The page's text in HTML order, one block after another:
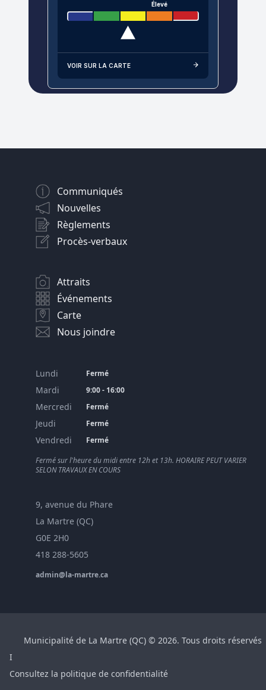
Élevé
VOIR SUR LA CARTE
Communiqués
Nouvelles
Règlements
Procès-verbaux
Attraits
Événements
Carte
Nous joindre
Lundi Fermé
Mardi 9:00 - 16:00
Mercredi Fermé
Jeudi Fermé
Vendredi
Fermé
Fermé sur l'heure du midi entre 12h et 13h. HORAIRE PEUT VARIER
SELON TRAVAUX EN COURS
9, avenue du Phare
La Martre (QC)
G0E 2H0
418 288-5605
admin@la-martre.ca
Municipalité de La Martre (QC) © 2026. Tous droits réservés
I
Consultez la politique de confidentialité